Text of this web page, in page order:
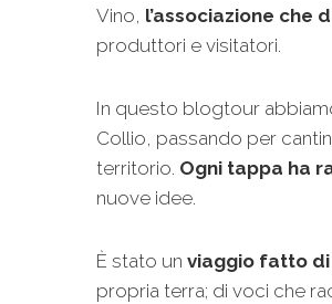
Vino, l’associazione che
produttori e visitatori.
In questo blogtour
Collio, passando per
territorio. Ogni tappa ha
nuove idee.
È stato un viaggio fatto di
propria terra; di voci che